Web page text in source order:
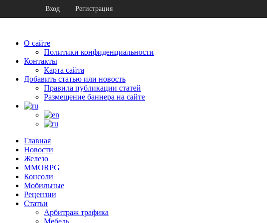
О сайте
Политики конфиденциальности
Контакты
Карта сайта
Добавить статью или новость
Правила публикации статей
Размещение баннера на сайте
Главная
Новости
Железо
MMORPG
Консоли
Мобильные
Рецензии
Статьи
Арбитраж трафика
Мебель
Вход Регистрация